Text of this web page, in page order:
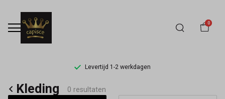
0
Levertijd 1-2 werkdagen
Kleding
Kleding 0 resultaten